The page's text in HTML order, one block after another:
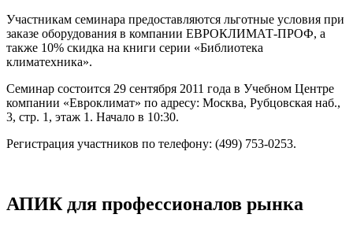
Участникам семинара предоставляются льготные условия при
заказе оборудования в компании ЕВРОКЛИМАТ-ПРОФ, а
также 10% скидка на книги серии «Библиотека
климатехника».
Семинар состоится 29 сентября 2011 года в Учебном Центре
компании «Евроклимат» по адресу: Москва, Рубцовская наб.,
3, стр. 1, этаж 1. Начало в 10:30.
Регистрация участников по телефону: (499) 753-0253.
АПИК для профессионалов рынка